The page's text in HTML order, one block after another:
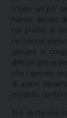
modo un po’
hanno deciso
nel profilo di
ne hanno
giovani si
difficile
che i giovani
di avere
modello
Si è detto che